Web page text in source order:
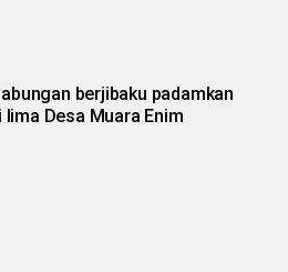
berjibaku padamkan
lima Desa Muara Enim